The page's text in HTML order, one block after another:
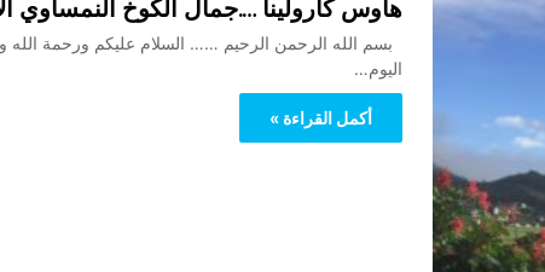
هاوس كارولينا ….جمال الكوخ النمساوي
بسم الله الرحمن الرحيم …… السلام عليكم ورحمة الله
اليوم…
أكمل القراءة »